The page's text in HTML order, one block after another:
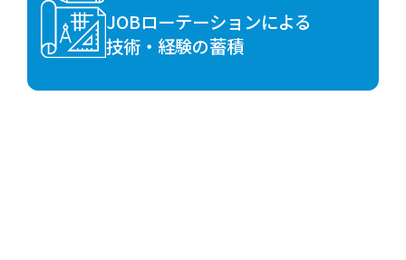
JOBローテーションによる
技術・経験の蓄積